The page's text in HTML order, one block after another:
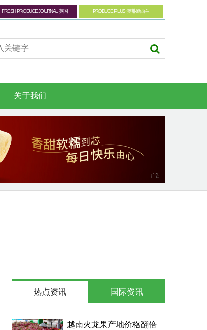
FRESH PRODUCE JOURNAL 英国 PRODUCE PLUS 澳洲-新西兰
关于我们
热点资讯
越南火龙果产地价格翻倍
国际资讯